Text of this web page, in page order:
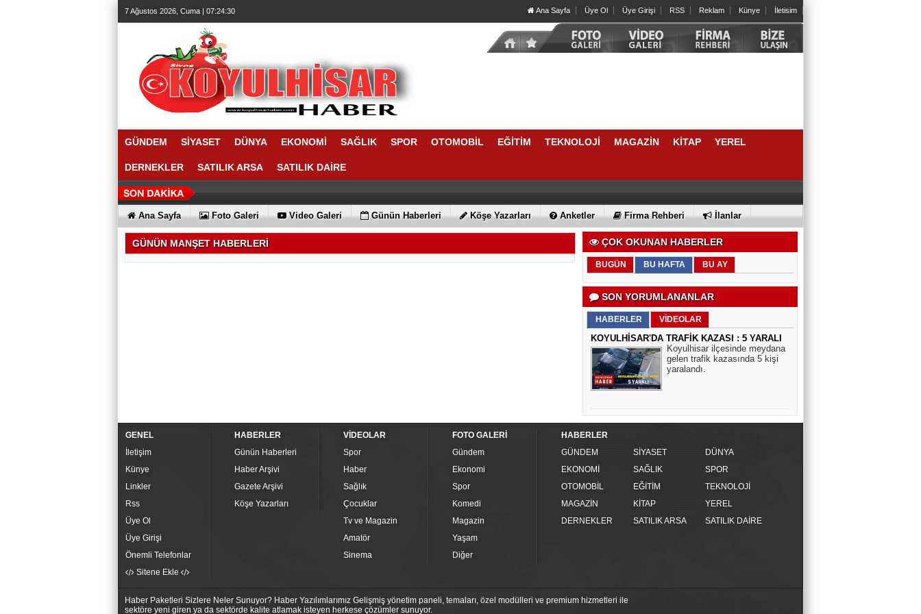
7 Ağustos 2026, Cuma | 07:24:30 Ana Sayfa Üye Ol Üye Girişi RSS Reklam Künye İletisim
GÜNDEM SİYASET DÜNYA EKONOMİ SAĞLIK SPOR OTOMOBİL EĞİTİM TEKNOLOJİ MAGAZİN KİTAP YEREL
DERNEKLER SATILIK ARSA SATILIK DAİRE
Ana Sayfa Foto Galeri Video Galeri Günün Haberleri Köşe Yazarları Anketler Firma Rehberi İlanlar
GÜNÜN MANŞET HABERLERİ ÇOK OKUNAN HABERLER
BUGÜN BU HAFTA BU AY
SON YORUMLANANLAR
HABERLER VİDEOLAR
KOYULHİSAR'DA TRAFİK KAZASI : 5 YARALI
Koyulhisar ilçesinde meydana
gelen trafik kazasında 5 kişi
yaralandı.
GENEL
İletişim
Künye
Linkler
Rss
Üye Ol
Üye Girişi
Önemli Telefonlar
Sitene Ekle
HABERLER
Günün Haberleri
Haber Arşivi
Gazete Arşivi
Köşe Yazarları
VİDEOLAR
Spor
Haber
Sağlık
Çocuklar
Tv ve Magazin
Amatör
Sinema
FOTO GALERİ
Gündem
Ekonomi
Spor
Komedi
Magazin
Yaşam
Diğer
HABERLER
GÜNDEM
SİYASET
DÜNYA
EKONOMİ
SAĞLIK
SPOR
OTOMOBİL
EĞİTİM
TEKNOLOJİ
MAGAZİN
KİTAP
YEREL
DERNEKLER
SATILIK ARSA SATILIK DAİRE
Haber Paketleri Sizlere Neler Sunuyor? Haber Yazılımlarımız Gelişmiş yönetim paneli, temaları, özel modülleri ve premium hizmetleri ile
sektöre yeni giren ya da sektörde kalite atlamak isteyen herkese çözümler sunuyor.